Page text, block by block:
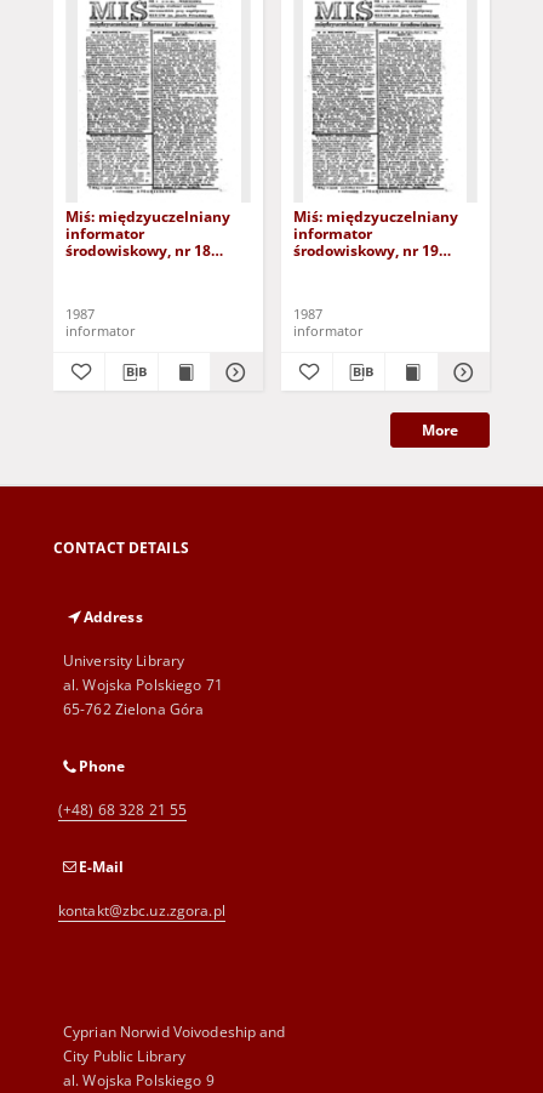
Miś: międzyuczelniany
informator
środowiskowy, nr 18
1987
informator
Miś: międzyuczelniany
informator
środowiskowy, nr 19
1987
informator
More
CONTACT DETAILS
Address
University Library
al. Wojska Polskiego 71
65-762 Zielona Góra
Phone
(+48) 68 328 21 55
E-Mail
kontakt@zbc.uz.zgora.pl
Cyprian Norwid Voivodeship and
City Public Library
al. Wojska Polskiego 9